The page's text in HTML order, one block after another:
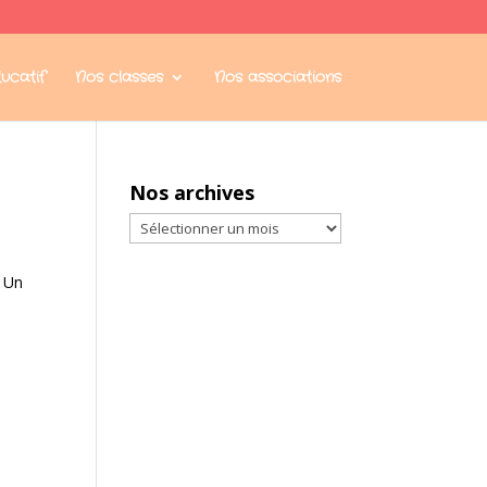
Nos classes Nos associations
Nos archives
Nos
archives